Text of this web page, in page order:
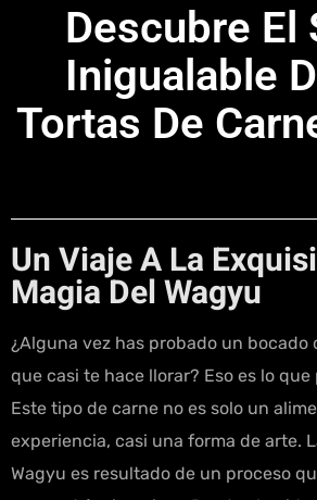
Descubre El
Inigualable
Tortas De
Un Viaje A La
Magia Del Wagyu
¿Alguna vez has probado un bocado
que casi te hace llorar? Eso es lo que
Este tipo de carne no es solo un
experiencia, casi una forma de arte.
Wagyu es resultado de un proceso